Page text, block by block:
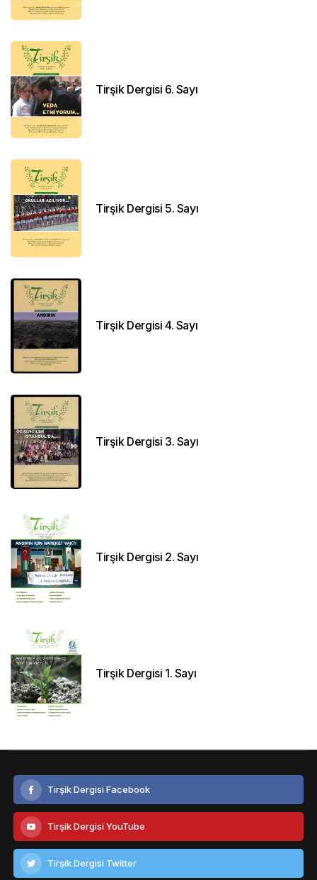
Tirşik Dergisi 6. Sayı
Tirşik Dergisi 5. Sayı
Tirşik Dergisi 4. Sayı
Tirşik Dergisi 3. Sayı
Tirşik Dergisi 2. Sayı
Tirşik Dergisi 1. Sayı
Tirşik Dergisi Facebook
Tirşik Dergisi YouTube
Tirşik Dergisi Twitter